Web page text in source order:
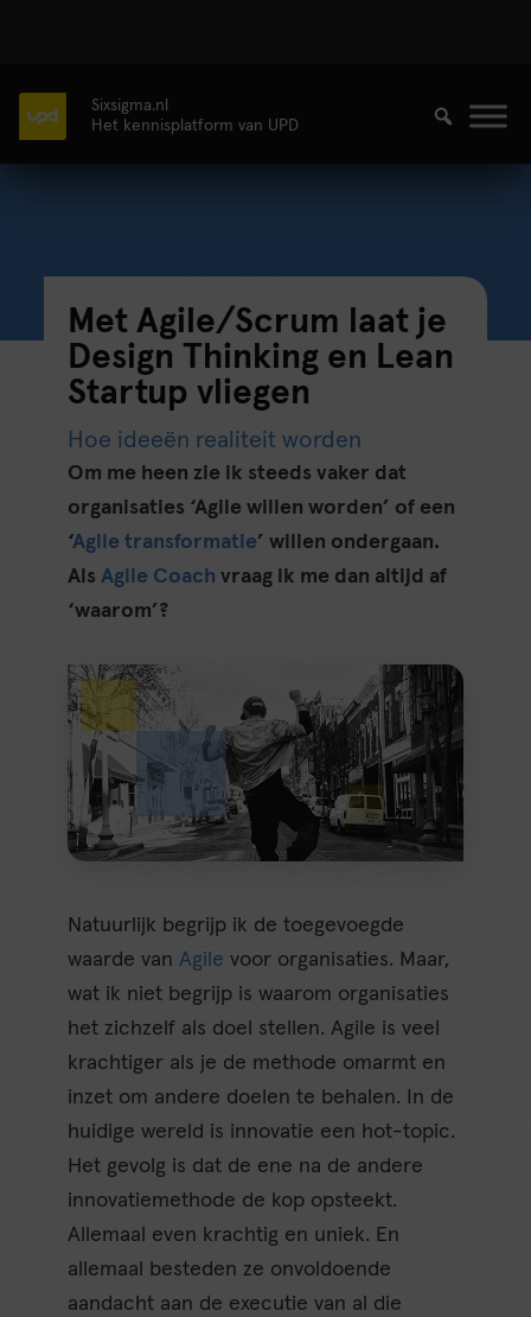
Sixsigma.nl
Het kennisplatform van UPD
Met Agile/Scrum laat je
Design Thinking en Lean
Startup vliegen
Hoe ideeën realiteit worden
Om me heen zie ik steeds vaker dat
organisaties ‘Agile willen worden’ of een
‘Agile transformatie’ willen ondergaan.
Als Agile Coach vraag ik me dan altijd af
‘waarom’?
Natuurlijk begrijp ik de toegevoegde
waarde vanAgile voor organisaties. Maar,
wat ik niet begrijp is waarom organisaties
het zichzelf als doel stellen. Agile is veel
krachtiger als je de methode omarmt en
inzet om andere doelen te behalen. In de
huidige wereld is innovatie een hot-topic.
Het gevolg is dat de ene na de andere
innovatiemethode de kop opsteekt.
Allemaal even krachtig en uniek. En
allemaal besteden ze onvoldoende
aandacht aan de executie van al die